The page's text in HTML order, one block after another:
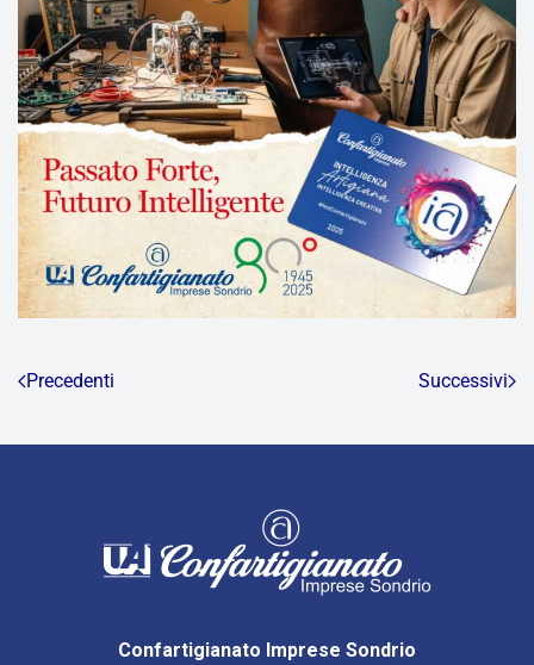
Precedenti Successivi
Confartigianato Imprese Sondrio